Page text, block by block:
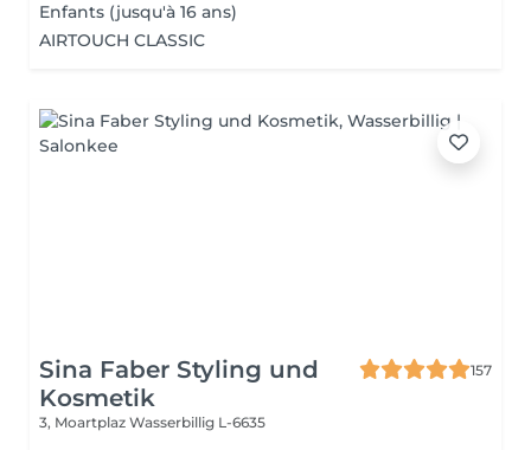
Enfants (jusqu'à 16 ans)
AIRTOUCH CLASSIC
Sina Faber Styling und
Kosmetik
157
3, Moartplaz Wasserbillig L-6635